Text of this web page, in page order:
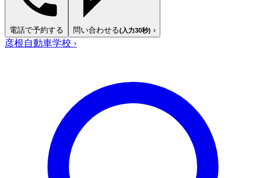
電話で予約する 問い合わせる(入力30秒) ›
彦根自動車学校 ›